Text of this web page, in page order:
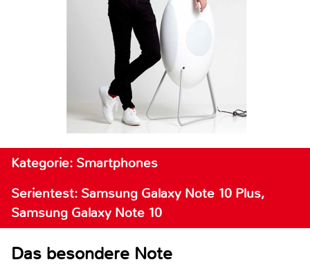
Kategorie: Smartphones
Serientest: Samsung Galaxy Note 10 Plus,
Samsung Galaxy Note 10
Das besondere Note